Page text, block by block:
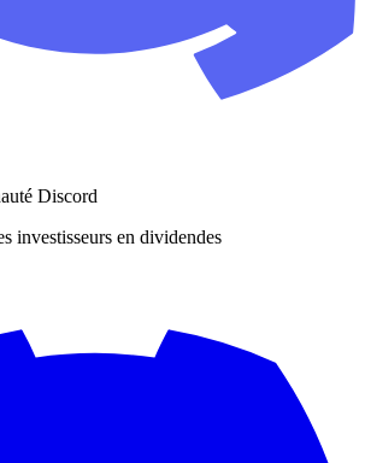
Discord
investisseurs en dividendes